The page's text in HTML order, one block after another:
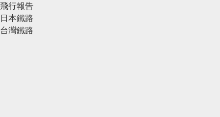
飛行報告
日本鐵路
台灣鐵路